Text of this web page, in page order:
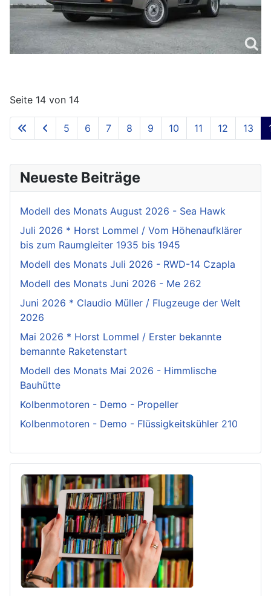
Seite 14 von 14
5 6 7 8 9 10 11 12 13
Neueste Beiträge
Modell des Monats August 2026 - Sea Hawk
Juli 2026 * Horst Lommel / Vom Höhenaufklärer
bis zum Raumgleiter 1935 bis 1945
Modell des Monats Juli 2026 - RWD-14 Czapla
Modell des Monats Juni 2026 - Me 262
Juni 2026 * Claudio Müller / Flugzeuge der Welt
2026
Mai 2026 * Horst Lommel / Erster bekannte
bemannte Raketenstart
Modell des Monats Mai 2026 - Himmlische
Bauhütte
Kolbenmotoren - Demo - Propeller
Kolbenmotoren - Demo - Flüssigkeitskühler 210